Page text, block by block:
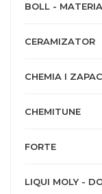
BOLL -
CERAMIZATOR
CHEMIA I
CHEMITUNE
FORTE
LIQUI MOLY -